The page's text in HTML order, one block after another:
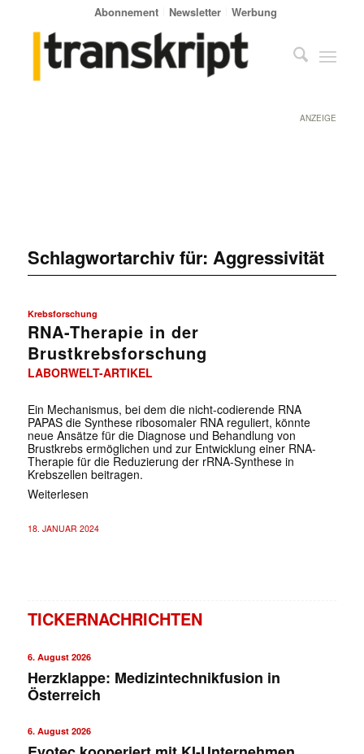
Abonnement Newsletter Werbung
ANZEIGE
Schlagwortarchiv für: Aggressivität
Krebsforschung
RNA-Therapie in der
Brustkrebsforschung
LABORWELT-ARTIKEL
Ein Mechanismus, bei dem die nicht-codierende RNA
PAPAS die Synthese ribosomaler RNA reguliert, könnte
neue Ansätze für die Diagnose und Behandlung von
Brustkrebs ermöglichen und zur Entwicklung einer RNA-
Therapie für die Reduzierung der rRNA-Synthese in
Krebszellen beitragen.
Weiterlesen
18. JANUAR 2024
TICKERNACHRICHTEN
6. August 2026
Herzklappe: Medizintechnikfusion in
Österreich
6. August 2026